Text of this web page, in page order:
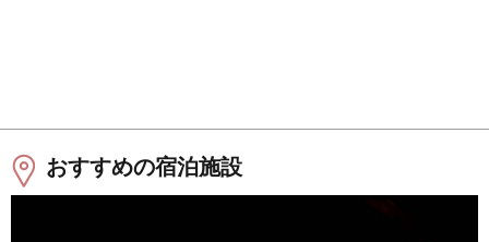
おすすめの宿泊施設